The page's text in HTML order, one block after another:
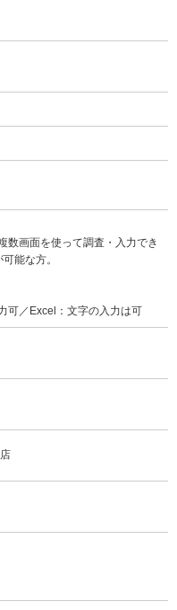
数画面を使って調査・入力でき
能な方。
可／Excel：文字の入力は可